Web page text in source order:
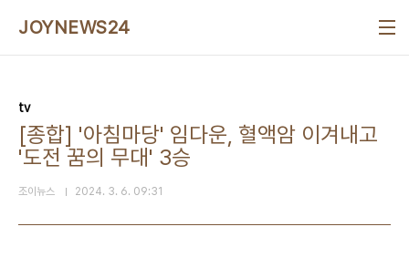
JOYNEWS24
tv
[종합] '아침마당' 임다운, 혈액암 이겨내고
'도전 꿈의 무대' 3승
조이뉴스 2024. 3. 6. 09:31